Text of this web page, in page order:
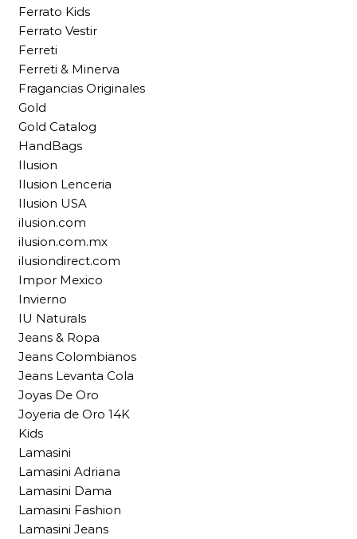
Ferrato Kids
Ferrato Vestir
Ferreti
Ferreti & Minerva
Fragancias Originales
Gold
Gold Catalog
HandBags
Ilusion
Ilusion Lenceria
Ilusion USA
ilusion.com
ilusion.com.mx
ilusiondirect.com
Impor Mexico
Invierno
IU Naturals
Jeans & Ropa
Jeans Colombianos
Jeans Levanta Cola
Joyas De Oro
Joyeria de Oro 14K
Kids
Lamasini
Lamasini Adriana
Lamasini Dama
Lamasini Fashion
Lamasini Jeans